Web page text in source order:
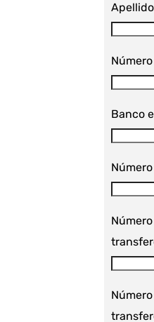
Banco